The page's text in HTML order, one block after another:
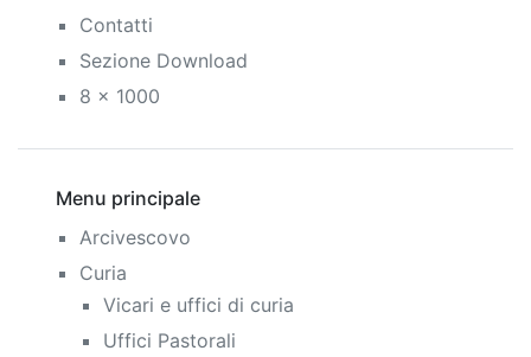
Contatti
Sezione Download
8 x 1000
Menu principale
Arcivescovo
Curia
Vicari e uffici di curia
Uffici Pastorali